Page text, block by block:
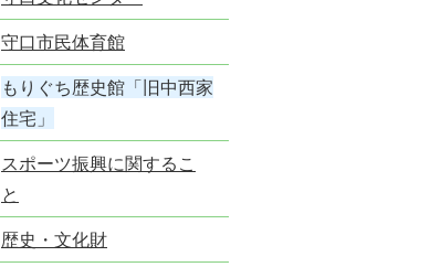
守口市民体育館
もりぐち歴史館「旧中西家
住宅」
スポーツ振興に関するこ
と
歴史・文化財